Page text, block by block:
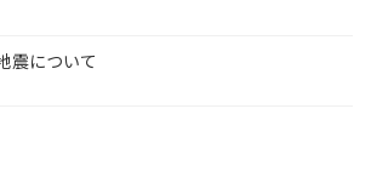
震について